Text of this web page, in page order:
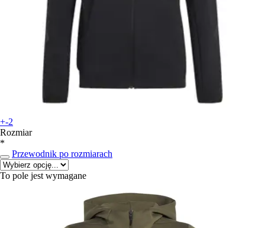
+-2
Rozmiar
*
Przewodnik po rozmiarach
To pole jest wymagane